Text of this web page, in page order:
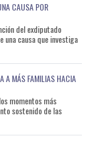
CAUSA POR
del exdiputado
una causa que investiga
A MÁS FAMILIAS HACIA
momentos más
sostenido de las